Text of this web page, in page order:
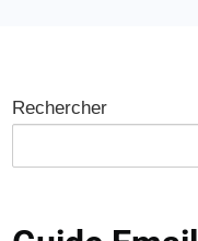
Rechercher